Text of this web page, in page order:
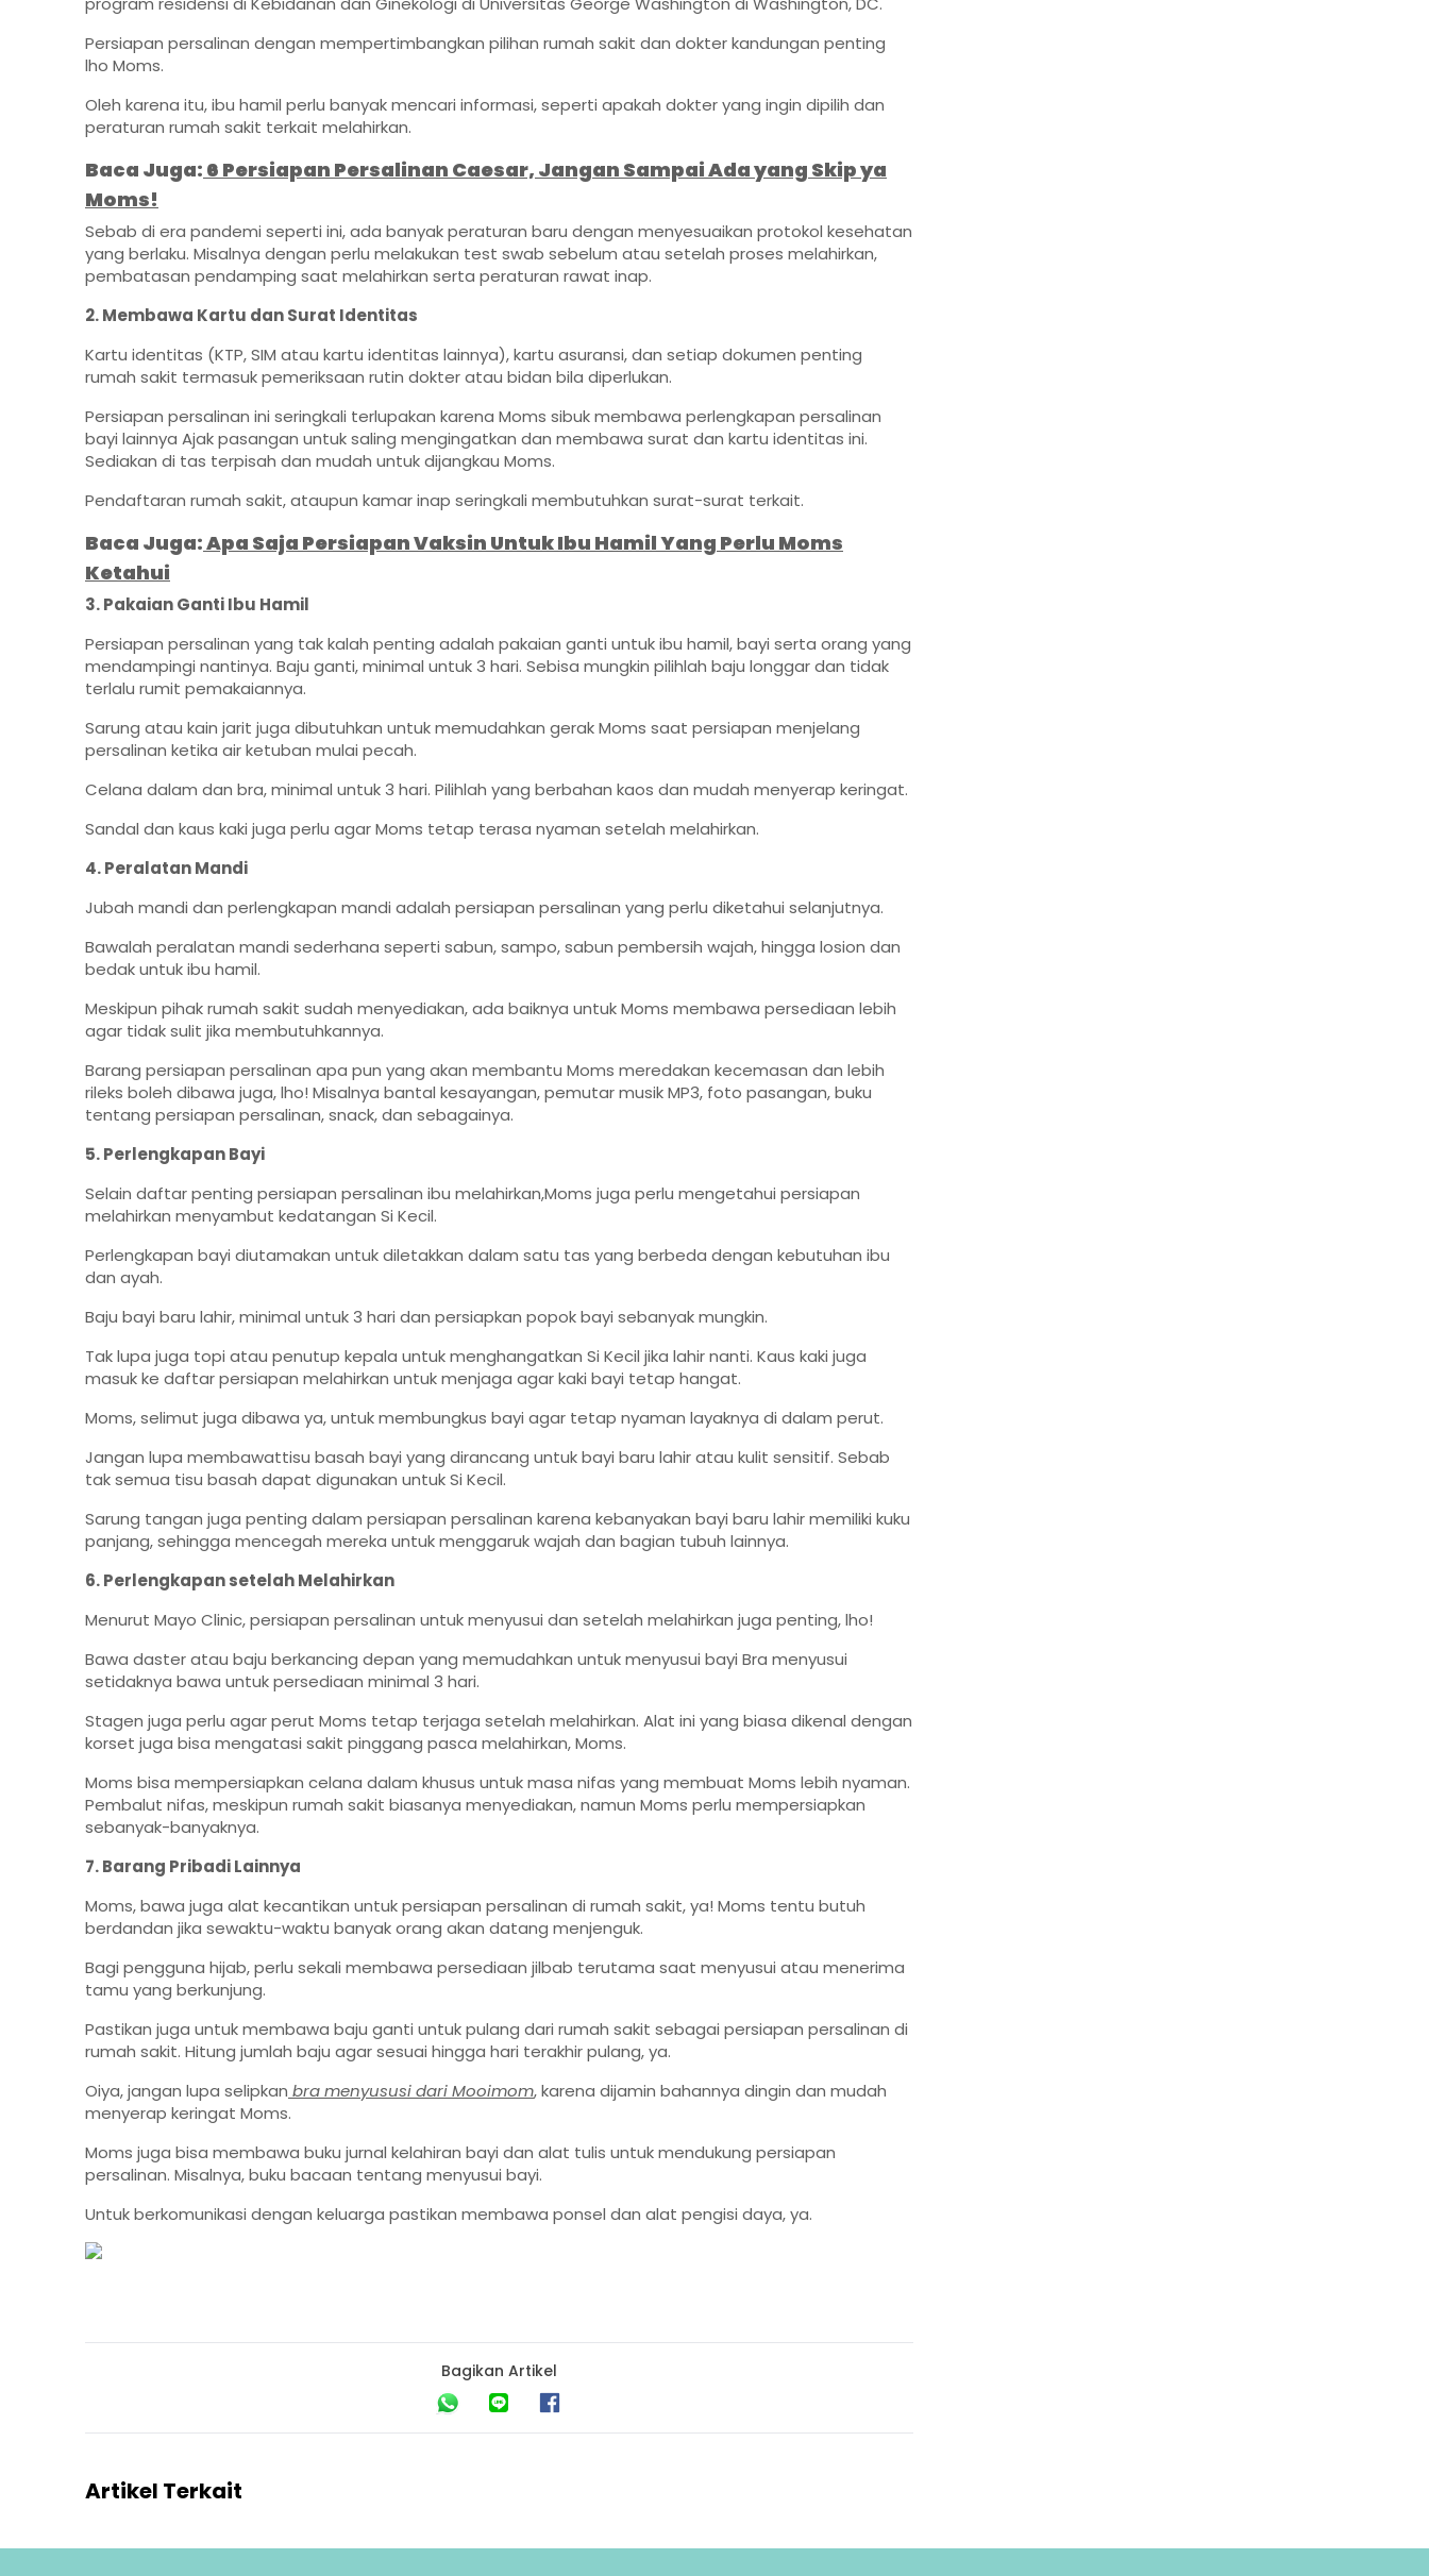
Persiapan persalinan dengan mempertimbangkan pilihan rumah sakit dan dokter kandungan penting
lho Moms.
Oleh karena itu, ibu hamil perlu banyak mencari informasi, seperti apakah dokter yang ingin dipilih dan
peraturan rumah sakit terkait melahirkan.
Baca Juga: 6 Persiapan Persalinan Caesar, Jangan Sampai Ada yang Skip ya
Moms!
Sebab di era pandemi seperti ini, ada banyak peraturan baru dengan menyesuaikan protokol kesehatan
yang berlaku. Misalnya dengan perlu melakukan test swab sebelum atau setelah proses melahirkan,
pembatasan pendamping saat melahirkan serta peraturan rawat inap.
2. Membawa Kartu dan Surat Identitas
Kartu identitas (KTP, SIM atau kartu identitas lainnya), kartu asuransi, dan setiap dokumen penting
rumah sakit termasuk pemeriksaan rutin dokter atau bidan bila diperlukan.
Persiapan persalinan ini seringkali terlupakan karena Moms sibuk membawa perlengkapan persalinan
bayi lainnya Ajak pasangan untuk saling mengingatkan dan membawa surat dan kartu identitas ini.
Sediakan di tas terpisah dan mudah untuk dijangkau Moms.
Pendaftaran rumah sakit, ataupun kamar inap seringkali membutuhkan surat-surat terkait.
Baca Juga:Apa Saja Persiapan Vaksin Untuk Ibu Hamil Yang Perlu Moms
Ketahui
3. Pakaian Ganti Ibu Hamil
Persiapan persalinan yang tak kalah penting adalah pakaian ganti untuk ibu hamil, bayi serta orang yang
mendampingi nantinya. Baju ganti, minimal untuk 3 hari. Sebisa mungkin pilihlah baju longgar dan tidak
terlalu rumit pemakaiannya.
Sarung atau kain jarit juga dibutuhkan untuk memudahkan gerak Moms saat persiapan menjelang
persalinan ketika air ketuban mulai pecah.
Celana dalam dan bra, minimal untuk 3 hari. Pilihlah yang berbahan kaos dan mudah menyerap keringat.
Sandal dan kaus kaki juga perlu agar Moms tetap terasa nyaman setelah melahirkan.
4. Peralatan Mandi
Jubah mandi dan perlengkapan mandi adalah persiapan persalinan yang perlu diketahui selanjutnya.
Bawalah peralatan mandi sederhana seperti sabun, sampo, sabun pembersih wajah, hingga losion dan
bedak untuk ibu hamil.
Meskipun pihak rumah sakit sudah menyediakan, ada baiknya untuk Moms membawa persediaan lebih
agar tidak sulit jika membutuhkannya.
Barang persiapan persalinan apa pun yang akan membantu Moms meredakan kecemasan dan lebih
rileks boleh dibawa juga, lho! Misalnya bantal kesayangan, pemutar musik MP3, foto pasangan, buku
tentang persiapan persalinan, snack, dan sebagainya.
5. Perlengkapan Bayi
Selain daftar penting persiapan persalinan ibu melahirkan,Moms juga perlu mengetahui persiapan
melahirkan menyambut kedatangan Si Kecil.
Perlengkapan bayi diutamakan untuk diletakkan dalam satu tas yang berbeda dengan kebutuhan ibu
dan ayah.
Baju bayi baru lahir, minimal untuk 3 hari dan persiapkan popok bayi sebanyak mungkin.
Tak lupa juga topi atau penutup kepala untuk menghangatkan Si Kecil jika lahir nanti. Kaus kaki juga
masuk ke daftar persiapan melahirkan untuk menjaga agar kaki bayi tetap hangat.
Moms, selimut juga dibawa ya, untuk membungkus bayi agar tetap nyaman layaknya di dalam perut.
Jangan lupa membawattisu basah bayi yang dirancang untuk bayi baru lahir atau kulit sensitif. Sebab
tak semua tisu basah dapat digunakan untuk Si Kecil.
Sarung tangan juga penting dalam persiapan persalinan karena kebanyakan bayi baru lahir memiliki kuku
panjang, sehingga mencegah mereka untuk menggaruk wajah dan bagian tubuh lainnya.
6. Perlengkapan setelah Melahirkan
Menurut Mayo Clinic, persiapan persalinan untuk menyusui dan setelah melahirkan juga penting, lho!
Bawa daster atau baju berkancing depan yang memudahkan untuk menyusui bayi Bra menyusui
setidaknya bawa untuk persediaan minimal 3 hari.
Stagen juga perlu agar perut Moms tetap terjaga setelah melahirkan. Alat ini yang biasa dikenal dengan
korset juga bisa mengatasi sakit pinggang pasca melahirkan, Moms.
Moms bisa mempersiapkan celana dalam khusus untuk masa nifas yang membuat Moms lebih nyaman.
Pembalut nifas, meskipun rumah sakit biasanya menyediakan, namun Moms perlu mempersiapkan
sebanyak-banyaknya.
7. Barang Pribadi Lainnya
Moms, bawa juga alat kecantikan untuk persiapan persalinan di rumah sakit, ya! Moms tentu butuh
berdandan jika sewaktu-waktu banyak orang akan datang menjenguk.
Bagi pengguna hijab, perlu sekali membawa persediaan jilbab terutama saat menyusui atau menerima
tamu yang berkunjung.
Pastikan juga untuk membawa baju ganti untuk pulang dari rumah sakit sebagai persiapan persalinan di
rumah sakit. Hitung jumlah baju agar sesuai hingga hari terakhir pulang, ya.
Oiya, jangan lupa selipkan bra menyususi dari Mooimom, karena dijamin bahannya dingin dan mudah
menyerap keringat Moms.
Moms juga bisa membawa buku jurnal kelahiran bayi dan alat tulis untuk mendukung persiapan
persalinan. Misalnya, buku bacaan tentang menyusui bayi.
Untuk berkomunikasi dengan keluarga pastikan membawa ponsel dan alat pengisi daya, ya.
Bagikan Artikel
Artikel Terkait